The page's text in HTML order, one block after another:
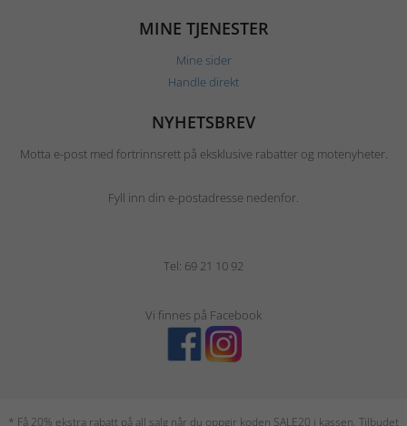
MINE TJENESTER
Mine sider
Handle direkt
NYHETSBREV
Motta e-post med fortrinnsrett på eksklusive rabatter og motenyheter.
Fyll inn din e-postadresse nedenfor.
Tel: 69 21 10 92
Vi finnes på Facebook
* Få 20% ekstra rabatt på all salg når du oppgir koden SALE20 i kassen. Tilbudet